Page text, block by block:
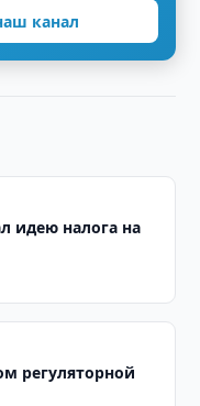
канал
идею налога на
регуляторной